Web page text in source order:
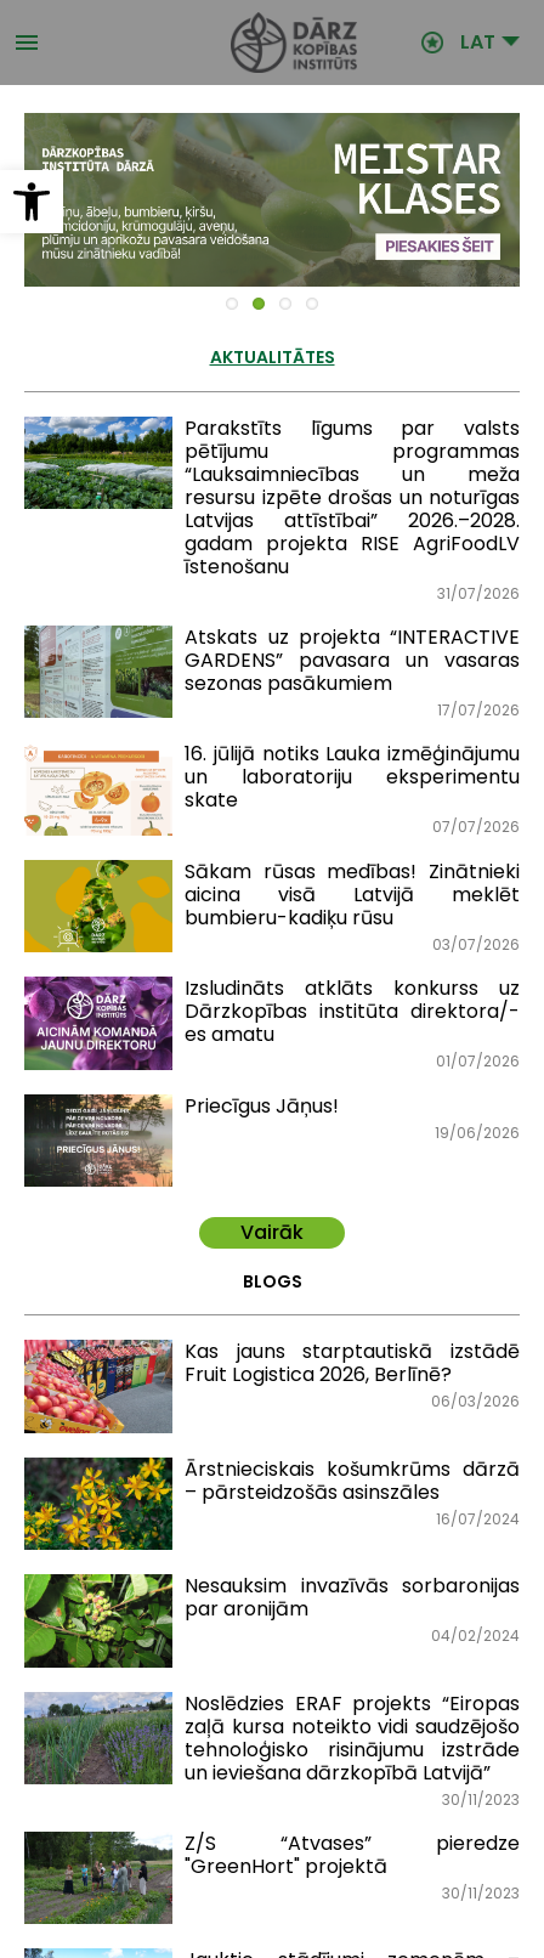
Open toolbar
uz
galveno LAT
AKTUALITĀTES
Parakstīts līgums par valsts
pētījumu programmas
“Lauksaimniecības un meža
resursu izpēte drošas un noturīgas
Latvijas attīstībai” 2026.–2028.
gadam projekta RISE AgriFoodLV
īstenošanu
31/07/2026
Atskats uz projekta “INTERACTIVE
GARDENS” pavasara un vasaras
sezonas pasākumiem
17/07/2026
16. jūlijā notiks Lauka izmēģinājumu
un laboratoriju eksperimentu
skate
07/07/2026
Sākam rūsas medības! Zinātnieki
aicina visā Latvijā meklēt
bumbieru-kadiķu rūsu
03/07/2026
Izsludināts atklāts konkurss uz
Dārzkopības institūta direktora/-
es amatu
01/07/2026
Priecīgus Jāņus!
19/06/2026
Vairāk
BLOGS
Kas jauns starptautiskā izstādē
Fruit Logistica 2026, Berlīnē?
06/03/2026
Ārstnieciskais košumkrūms dārzā
– pārsteidzošās asinszāles
16/07/2024
Nesauksim invazīvās sorbaronijas
par aronijām
04/02/2024
Noslēdzies ERAF projekts “Eiropas
zaļā kursa noteikto vidi saudzējošo
tehnoloģisko risinājumu izstrāde
un ieviešana dārzkopībā Latvijā”
30/11/2023
Z/S “Atvases” pieredze
"GreenHort" projektā
30/11/2023